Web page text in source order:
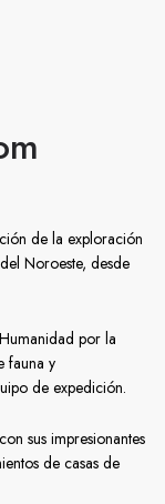
de la exploración
Noroeste, desde
por la
fauna y
de expedición.
sus impresionantes
de casas de